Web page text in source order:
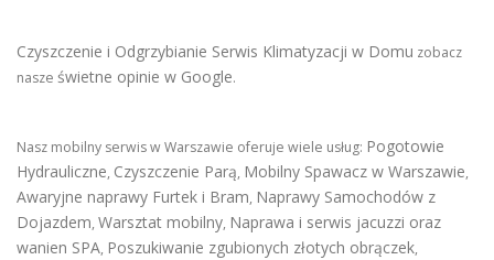
Czyszczenie i Odgrzybianie Serwis Klimatyzacji w Domu zobacz
nasze świetne opinie w Google.
Nasz mobilny serwis w Warszawie oferuje wiele usług: Pogotowie
Hydrauliczne, Czyszczenie Parą, Mobilny Spawacz w Warszawie,
Awaryjne naprawy Furtek i Bram, Naprawy Samochodów z
Dojazdem, Warsztat mobilny, Naprawa i serwis jacuzzi oraz
wanien SPA, Poszukiwanie zgubionych złotych obrączek,